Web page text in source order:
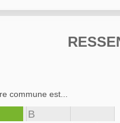
commune est...
B